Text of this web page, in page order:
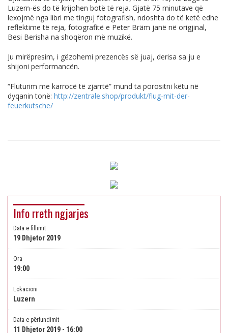
Luzern-ës do të krijohen botë të reja. Gjatë 75 minutave që
lexojmë nga libri me tinguj fotografish, ndoshta do të ketë edhe
reflektime të reja, fotografitë e Peter Bräm janë në origjinal,
Besi Berisha na shoqëron më muzikë.
Ju mirëpresim, i gëzohemi prezencës së juaj, derisa sa ju e
shijoni performancën.
“Fluturim me karrocë të zjarrtë” mund ta porositni këtu në
dyqanin tonë: http://zentrale.shop/produkt/flug-mit-der-
feuerkutsche/
Info rreth ngjarjes
Data e fillimit
19 Dhjetor 2019
Ora
19:00
Lokacioni
Luzern
Data e përfundimit
11 Dhjetor 2019 - 16:00